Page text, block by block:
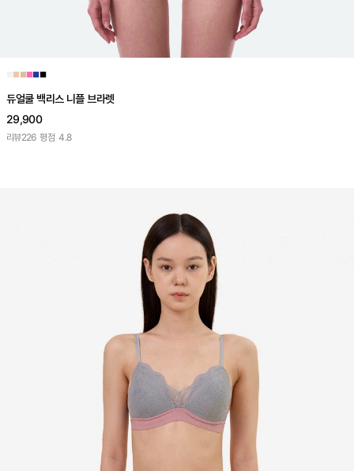
■■■■■
듀얼쿨 백리스 니플 브라렛
29,900
리뷰226 평점 4.8